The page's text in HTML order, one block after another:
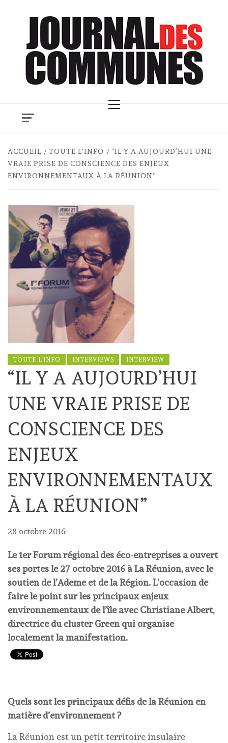
Menu
ACCUEIL TOUTE L'INFO
“IL Y A AUJOURD’HUI UNE
VRAIE PRISE DE CONSCIENCE DES ENJEUX
ENVIRONNEMENTAUX À LA RÉUNION”
TOUTE L'INFO INTERVIEWS INTERVIEW
“IL Y A AUJOURD’HUI
UNE VRAIE PRISE DE
CONSCIENCE DES
ENJEUX
ENVIRONNEMENTAUX
À LA RÉUNION”
28 octobre 2016
Le 1er Forum régional des éco-entreprises a ouvert
ses portes le 27 octobre 2016 à La Réunion, avec le
soutien de l’Ademe et de la Région. L’occasion de
faire le point sur les principaux enjeux
environnementaux de l’île avec Christiane Albert,
directrice du cluster Green qui organise
localement la manifestation.
Quels sont les principaux défis de la Réunion en
matière d’environnement ?
La Réunion est un petit territoire insulaire